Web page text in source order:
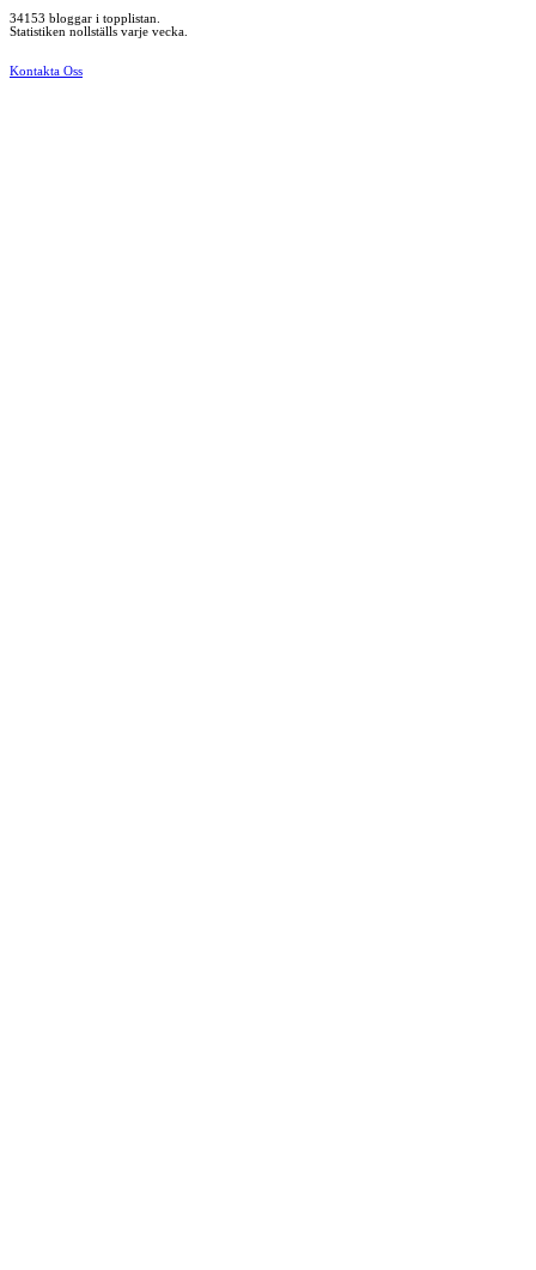
34153 bloggar i topplistan.
Statistiken nollställs varje vecka.
Kontakta Oss